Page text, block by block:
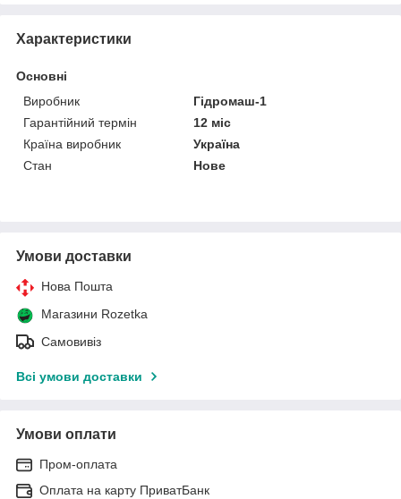
Характеристики
Основні
Виробник
Гідромаш-1
Гарантійний термін
12 міс
Країна виробник
Україна
Стан
Нове
Умови доставки
Нова Пошта
Магазини Rozetka
Самовивіз
Всі умови доставки
Умови оплати
Пром-оплата
Оплата на карту ПриватБанк